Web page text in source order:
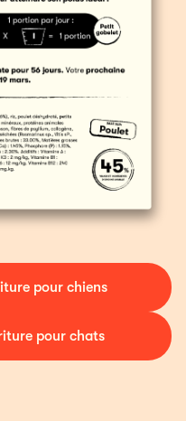
pour chiens
pour chats